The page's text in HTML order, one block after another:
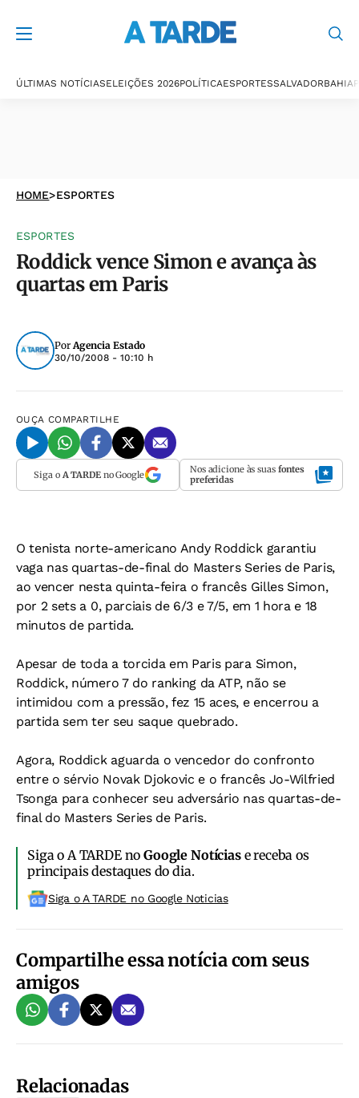
ÚLTIMAS NOTÍCIASELEIÇÕES 2026POLÍTICAESPORTESSALVADORBAHIA
HOME>ESPORTES
ESPORTES
Roddick vence Simon e avança às
quartas em Paris
PorAgencia Estado
30/10/2008 - 10:10 h
OUÇA COMPARTILHE
Siga o A TARDEno Google Nos adicione às suas fontes
preferidas
O tenista norte-americano Andy Roddick garantiu
vaga nas quartas-de-final do Masters Series de Paris,
ao vencer nesta quinta-feira o francês Gilles Simon,
por 2 sets a 0, parciais de 6/3 e 7/5, em 1 hora e 18
minutos de partida.
Apesar de toda a torcida em Paris para Simon,
Roddick, número 7 do ranking da ATP, não se
intimidou com a pressão, fez 15 aces, e encerrou a
partida sem ter seu saque quebrado.
Agora, Roddick aguarda o vencedor do confronto
entre o sérvio Novak Djokovic e o francês Jo-Wilfried
Tsonga para conhecer seu adversário nas quartas-de-
final do Masters Series de Paris.
Siga o A TARDE noGoogle Notíciase receba os
principais destaques do dia.
Siga o A TARDE no Google Noticias
Compartilhe essa notícia com seus
amigos
Relacionadas